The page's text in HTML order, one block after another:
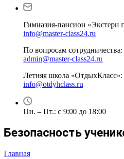
Гимназия-пансион «Экстерн
info@master-class24.ru
По вопросам сотрудничества:
admin@master-class24.ru
Летняя школа «ОтдыхКласс»:
info@otdyhclass.ru
Пн. – Пт.: с 9:00 до 18:00
Безопасность
Главная